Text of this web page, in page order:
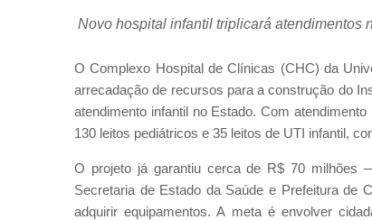
Novo hospital infantil triplicará atendimentos
O Complexo Hospital de Clínicas (CHC) da
arrecadação de recursos para a construção do
atendimento infantil no Estado. Com
130 leitos pediátricos e 35 leitos de UTI infantil,
O projeto já garantiu cerca de R$ 70 milhões
Secretaria de Estado da Saúde e Prefeitura
adquirir equipamentos. A meta é envolver